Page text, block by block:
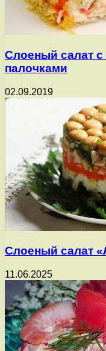
Слоеный салат
палочками
02.09.2019
Слоеный салат
11.06.2025